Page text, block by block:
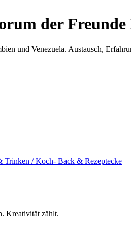
der
und Venezuela. Austausch,
Trinken / Koch- Back & Rezeptecke
Kreativität zählt.